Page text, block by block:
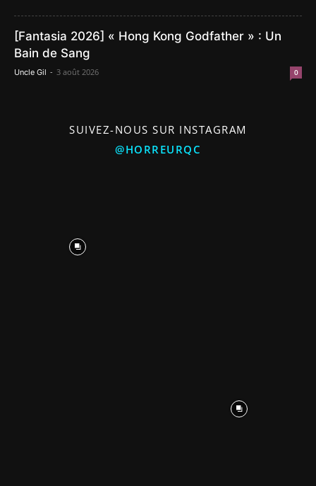
[Fantasia 2026] « Hong Kong Godfather » : Un
Bain de Sang
Uncle Gil - 3 août 2026 0
SUIVEZ-NOUS SUR INSTAGRAM
@HORREURQC